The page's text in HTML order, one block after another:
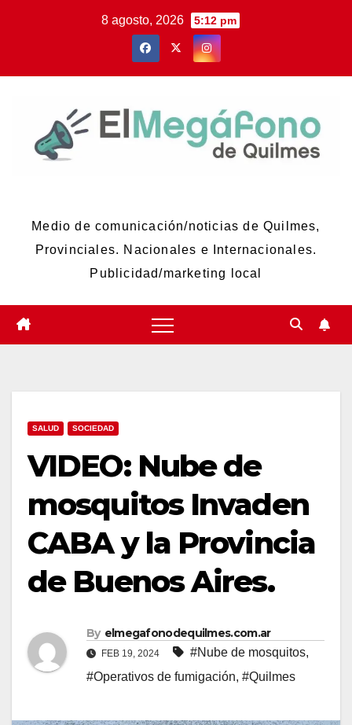
8 agosto, 2026 5:12 pm
Medio de comunicación/noticias de Quilmes,
Provinciales. Nacionales e Internacionales.
Publicidad/marketing local
SALUD SOCIEDAD
VIDEO: Nube de
mosquitos Invaden
CABA y la Provincia
de Buenos Aires.
By elmegafonodequilmes.com.ar
FEB 19, 2024 #Nube de mosquitos,
#Operativos de fumigación, #Quilmes